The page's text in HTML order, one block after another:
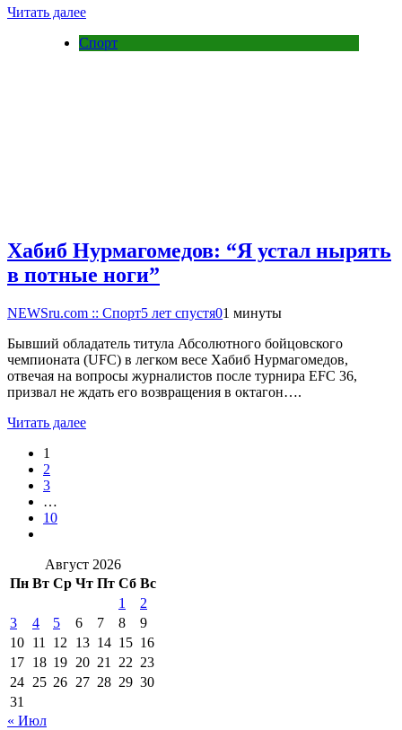
Читать далее
Спорт
Хабиб Нурмагомедов: “Я устал нырять
в потные ноги”
NEWSru.com :: Спорт5 лет спустя01 минуты
Бывший обладатель титула Абсолютного бойцовского
чемпионата (UFC) в легком весе Хабиб Нурмагомедов,
отвечая на вопросы журналистов после турнира EFC 36,
призвал не ждать его возвращения в октагон….
Читать далее
1
2
3
…
10
Август 2026
Пн Вт Ср Чт Пт Сб Вс
1
2
3
4 5 6 7 8
9
10 11 12 13 14 15 16
17 18 19 20 21 22 23
24 25 26 27 28 29 30
31
« Июл